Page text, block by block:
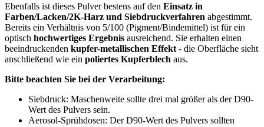
Ebenfalls ist dieses Pulver bestens auf den Einsatz in
Farben/Lacken/2K-Harz und Siebdruckverfahren abgestimmt.
Bereits ein Verhältnis von 5/100 (Pigment/Bindemittel) ist für ein
optisch hochwertiges Ergebnis ausreichend. Sie erhalten einen
beeindruckenden kupfer-metallischen Effekt - die Oberfläche sieht
anschließend wie ein poliertes Kupferblech aus.
Bitte beachten Sie bei der Verarbeitung:
Siebdruck: Maschenweite sollte drei mal größer als der D90-
Wert des Pulvers sein.
Aerosol-Sprühdosen: Der D90-Wert des Pulvers sollten